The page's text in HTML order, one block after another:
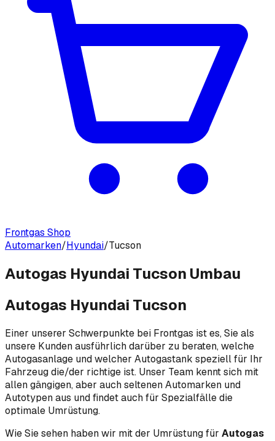
Frontgas Shop
Automarken/Hyundai/Tucson
Autogas Hyundai Tucson Umbau
Autogas Hyundai Tucson
Einer unserer Schwerpunkte bei Frontgas ist es, Sie als
unsere Kunden ausführlich darüber zu beraten, welche
Autogasanlage und welcher Autogastank speziell für Ihr
Fahrzeug die/der richtige ist. Unser Team kennt sich mit
allen gängigen, aber auch seltenen Automarken und
Autotypen aus und findet auch für Spezialfälle die
optimale Umrüstung.
Wie Sie sehen haben wir mit der Umrüstung für Autogas